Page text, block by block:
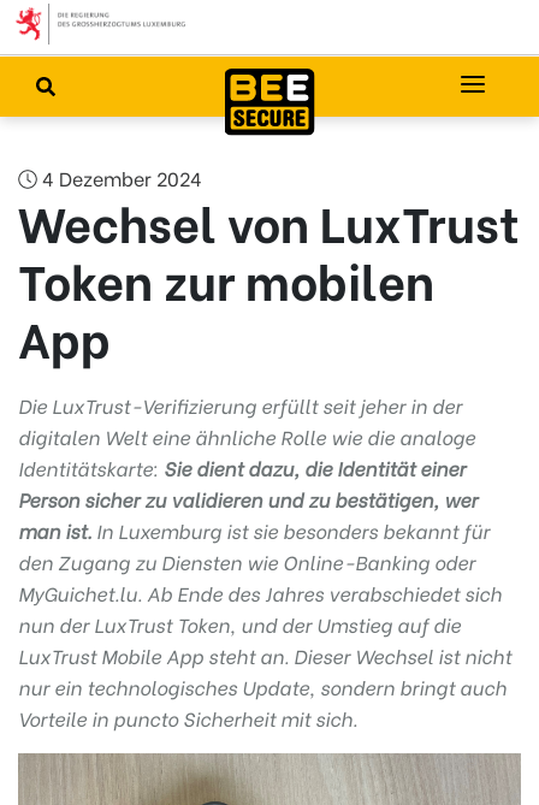
4 Dezember 2024
Wechsel von LuxTrust
Token zur mobilen
App
Die LuxTrust-Verifizierung erfüllt seit jeher in der
digitalen Welt eine ähnliche Rolle wie die analoge
Identitätskarte: Sie dient dazu, die Identität einer
Person sicher zu validieren und zu bestätigen, wer
man ist. In Luxemburg ist sie besonders bekannt für
den Zugang zu Diensten wie Online-Banking oder
MyGuichet.lu. Ab Ende des Jahres verabschiedet sich
nun der LuxTrust Token, und der Umstieg auf die
LuxTrust Mobile App steht an. Dieser Wechsel ist nicht
nur ein technologisches Update, sondern bringt auch
Vorteile in puncto Sicherheit mit sich.